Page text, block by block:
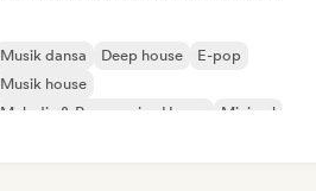
Musik dansa Deep house
E-pop
Musik house
Melodic & Progressive House
Minimal